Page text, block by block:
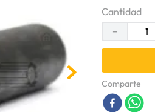
Cantidad
－
Comparte